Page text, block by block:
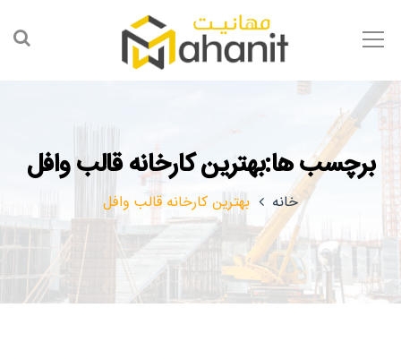
برچسب ها:بهترین کارخانه قالب وافل
خانه بهترین کارخانه قالب وافل